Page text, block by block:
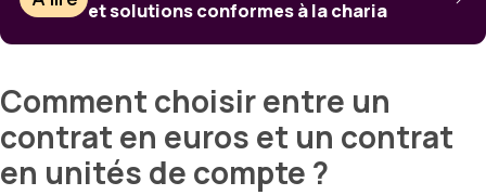
et solutions conformes à la charia
Comment choisir entre un
contrat en euros et un contrat
en unités de compte ?